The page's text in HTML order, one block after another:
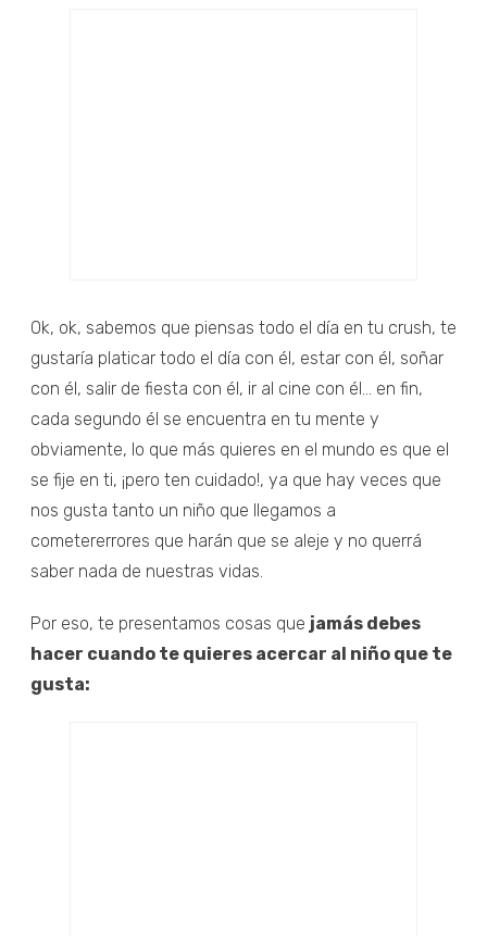
Ok, ok, sabemos que piensas todo el día en tu crush, te
gustaría platicar todo el día con él, estar con él, soñar
con él, salir de fiesta con él, ir al cine con él... en fin,
cada segundo él se encuentra en tu mente y
obviamente, lo que más quieres en el mundo es que el
se fije en ti, ¡pero ten cuidado!, ya que hay veces que
nos gusta tanto un niño que llegamos a
cometererrores que harán que se aleje y no querrá
saber nada de nuestras vidas.
Por eso, te presentamos cosas que jamás debes
hacer cuando te quieres acercar al niño que te
gusta: